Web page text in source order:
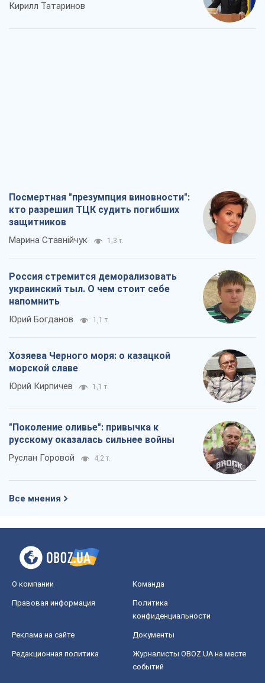
Кирилл Татаринов
Посмертная "презумпция виновности":
кто разрешил ТЦК судить погибших
защитников
Марина Ставнійчук 1,3 т.
Россия стремится деморализовать
украинский тыл. О чем стоит себе
напомнить
Юрий Богданов 1,1 т.
Хозяева Черного моря: о казацкой
морской славе
Юрий Кирпичев 1,1 т.
"Поколение оливье": привычка к
русскому оказалась сильнее войны
Руслан Горовой 4,2 т.
Все мнения
О компании Команда
Правовая информация
Политика
конфиденциальности
Реклама на сайте Документы
Редакционная политика
Журналисты OBOZ.UA на месте
событий